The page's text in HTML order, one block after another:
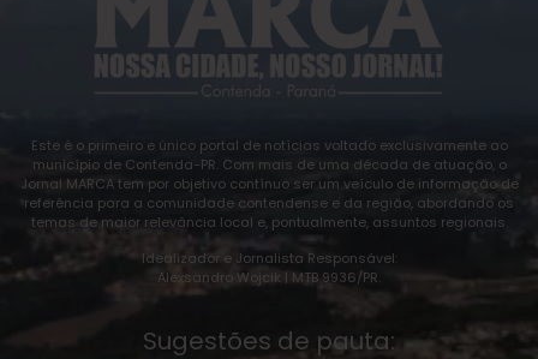
Este é o primeiro e único portal de notícias voltado exclusivamente ao
município de Contenda-PR. Com mais de uma década de atuação, o
Jornal MARCA tem por objetivo contínuo ser um veículo de informação de
referência para a comunidade contendense e da região, abordando os
temas de maior relevância local e, pontualmente, assuntos regionais.
Idealizador e Jornalista Responsável:
Alexsandro Wojcik | MTB 9936/PR.
Sugestões de pauta: